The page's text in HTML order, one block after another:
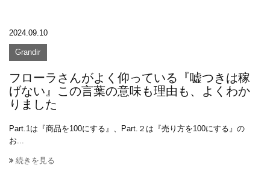
2024.09.10
Grandir
フローラさんがよく仰っている『嘘つきは稼
げない』この言葉の意味も理由も、よくわか
りました
Part.1は『商品を100にする』、Part.２は『売り方を100にする』の
お...
続きを見る